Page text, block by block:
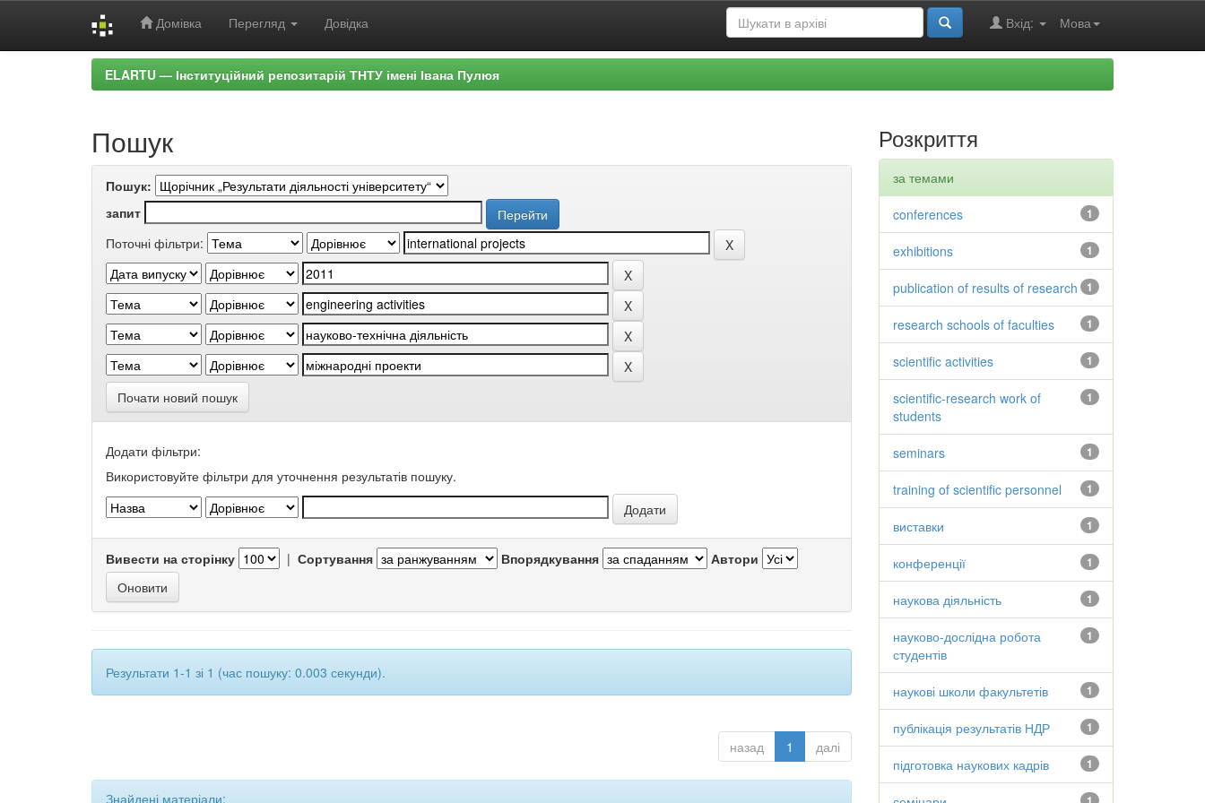
Домівка Перегляд Довідка Мова
Вхід:
ELARTU — Інституційний репозитарій ТНТУ імені Івана Пулюя
Пошук
Пошук:
запит
Поточні фільтри:
Почати новий пошук
Додати фільтри:
Використовуйте фільтри для уточнення результатів пошуку.
Вивести на сторінку | Сортування Впорядкування Автори
Результати 1-1 зі 1 (час пошуку: 0.003 секунди).
назад 1 далі
Знайдені матеріали:
Розкриття
за темами
1
conferences
1
exhibitions
1
publication of results of research
1
research schools of faculties
1
scientific activities
1
scientific-research work of
students
1
seminars
1
training of scientific personnel
1
виставки
1
конференції
1
наукова діяльність
1
науково-дослідна робота
студентів
1
наукові школи факультетів
1
публікація результатів НДР
1
підготовка наукових кадрів